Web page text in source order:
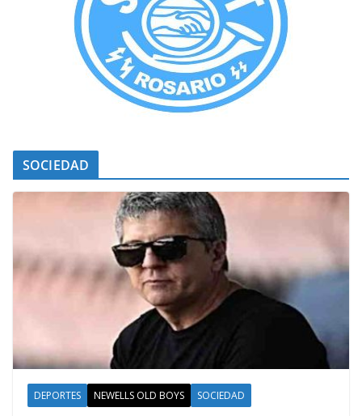
SOCIEDAD
DEPORTES NEWELLS OLD BOYS SOCIEDAD